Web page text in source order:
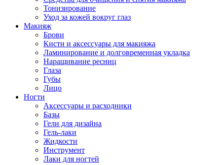
Тонизирование
Уход за кожей вокруг глаз
Макияж
Брови
Кисти и аксессуары для макияжа
Ламинирование и долговременная укладка
Наращивание ресниц
Глаза
Губы
Лицо
Ногти
Аксессуары и расходники
Базы
Гели для дизайна
Гель-лаки
Жидкости
Инструмент
Лаки для ногтей